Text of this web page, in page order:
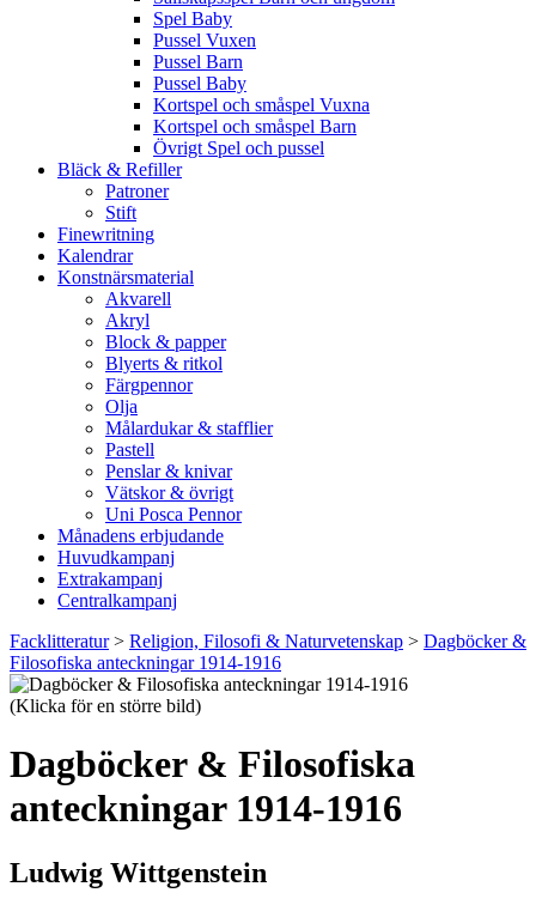
Spel Baby
Pussel Vuxen
Pussel Barn
Pussel Baby
Kortspel och småspel Vuxna
Kortspel och småspel Barn
Övrigt Spel och pussel
Bläck & Refiller
Patroner
Stift
Finewritning
Kalendrar
Konstnärsmaterial
Akvarell
Akryl
Block & papper
Blyerts & ritkol
Färgpennor
Olja
Målardukar & stafflier
Pastell
Penslar & knivar
Vätskor & övrigt
Uni Posca Pennor
Månadens erbjudande
Huvudkampanj
Extrakampanj
Centralkampanj
Facklitteratur> Religion, Filosofi & Naturvetenskap > Dagböcker &
Filosofiska anteckningar 1914-1916
(Klicka för en större bild)
Dagböcker & Filosofiska
anteckningar 1914-1916
Ludwig Wittgenstein